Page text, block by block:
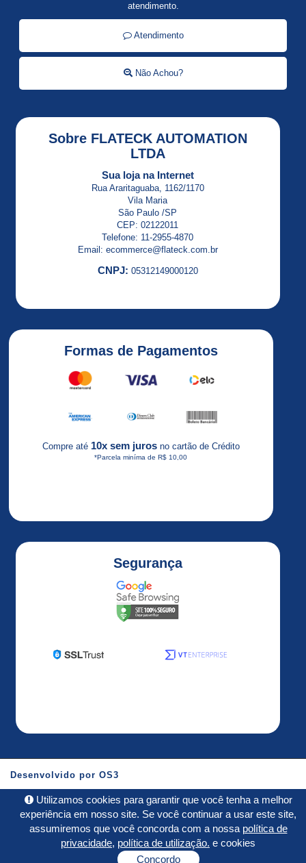
Utilizamos cookies para garantir que você tenha a melhor
experiência em nosso site. Se você continuar a usar este site,
assumiremos que você concorda com a nossa política de
privacidade, política de utilização. e cookies
Concordo
atendimento.
Atendimento
Não Achou?
Sobre FLATECK AUTOMATION
LTDA
Sua loja na Internet
Rua Araritaguaba, 1162/1170
Vila Maria
São Paulo /SP
CEP: 02122011
Telefone: 11-2955-4870
Email: ecommerce@flateck.com.br
CNPJ: 05312149000120
Formas de Pagamentos
Compre até 10x sem juros no cartão de Crédito
*Parcela miníma de R$ 10,00
Segurança
Desenvolvido por OS3